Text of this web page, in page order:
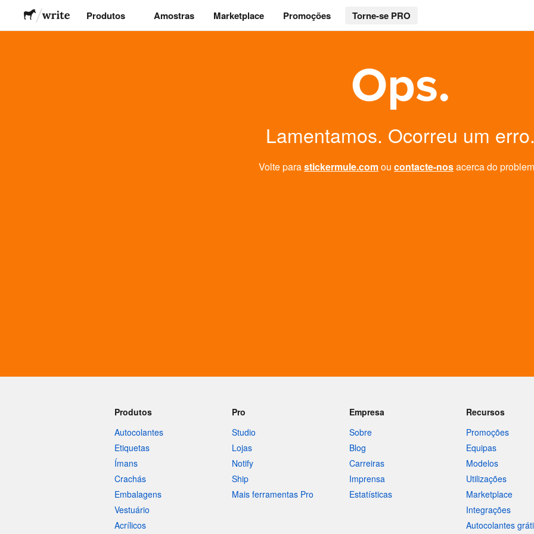
Produtos Amostras Marketplace Promoções Torne-se PRO
Ops.
Lamentamos. Ocorreu um erro.
Volte parastickermule.comou contacte-nosacerca do
Produtos
Autocolantes
Etiquetas
Ímans
Crachás
Embalagens
Vestuário
Acrílicos
Pro
Studio
Lojas
Notify
Ship
Mais ferramentas Pro
Empresa
Sobre
Blog
Carreiras
Imprensa
Estatísticas
Recursos
Promoções
Equipas
Modelos
Utilizações
Marketplace
Integrações
Autocolantes